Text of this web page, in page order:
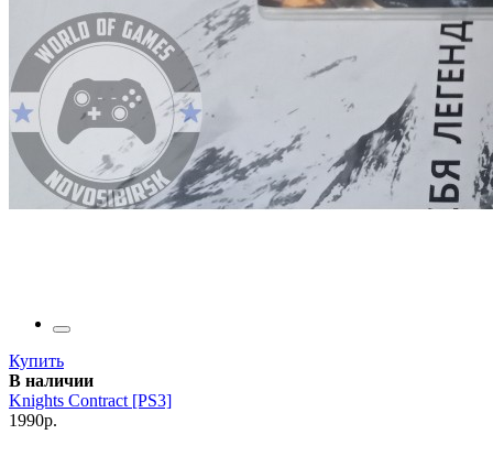
Купить
В наличии
Knights Contract [PS3]
1990р.